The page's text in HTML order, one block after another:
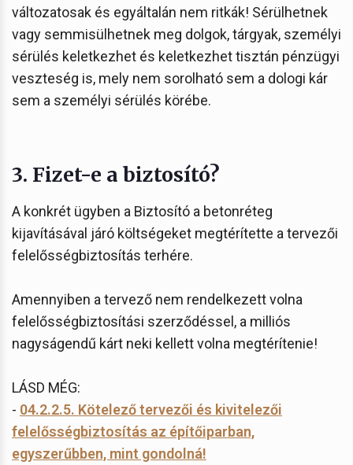
változatosak és egyáltalán nem ritkák! Sérülhetnek
vagy semmisülhetnek meg dolgok, tárgyak, személyi
sérülés keletkezhet és keletkezhet tisztán pénzügyi
veszteség is, mely nem sorolható sem a dologi kár
sem a személyi sérülés körébe.
3. Fizet-e a biztosító?
A konkrét ügyben a Biztosító a betonréteg
kijavításával járó költségeket megtérítette a tervezői
felelősségbiztosítás terhére.
Amennyiben a tervező nem rendelkezett volna
felelősségbiztosítási szerződéssel, a milliós
nagyságendű kárt neki kellett volna megtérítenie!
LÁSD MÉG:
- 04.2.2.5. Kötelező tervezői és kivitelezői
felelősségbiztosítás az építőiparban,
egyszerűbben, mint gondolná!